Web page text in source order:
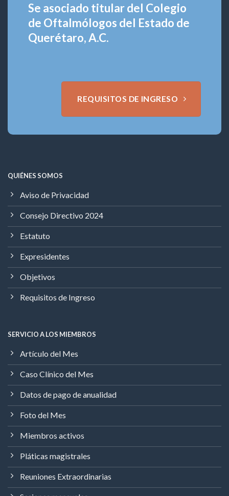
Se asociado titular del Colegio
de Oftalmólogos del Estado de
Querétaro, A.C.
REQUISITOS DE INGRESO
QUIÉNES SOMOS
Aviso de Privacidad
Consejo Directivo 2024
Estatuto
Expresidentes
Objetivos
Requisitos de Ingreso
SERVICIO A LOS MIEMBROS
Artículo del Mes
Caso Clínico del Mes
Datos de pago de anualidad
Foto del Mes
Miembros activos
Pláticas magistrales
Reuniones Extraordinarias